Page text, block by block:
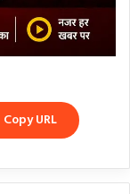
Copy URL